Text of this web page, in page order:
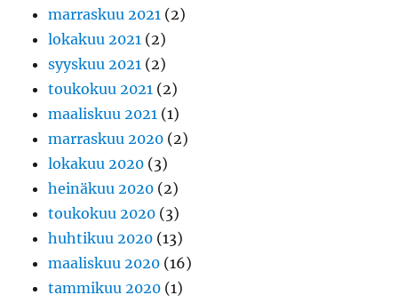
marraskuu 2021 (2)
lokakuu 2021 (2)
syyskuu 2021 (2)
toukokuu 2021 (2)
maaliskuu 2021 (1)
marraskuu 2020 (2)
lokakuu 2020 (3)
heinäkuu 2020 (2)
toukokuu 2020 (3)
huhtikuu 2020 (13)
maaliskuu 2020 (16)
tammikuu 2020 (1)